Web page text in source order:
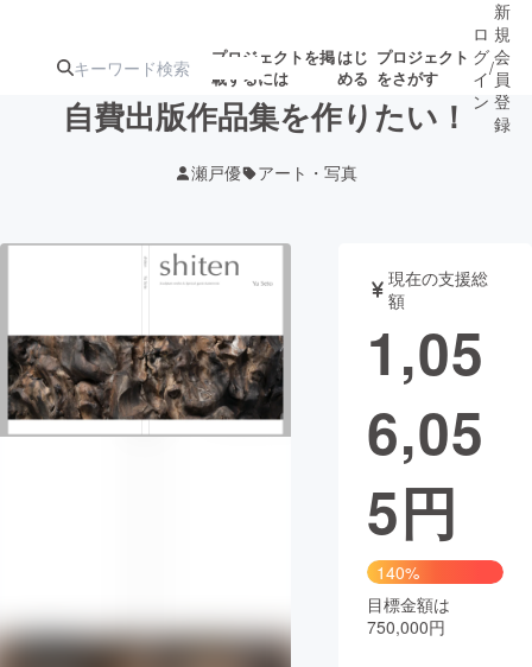
プロジェクトを掲
載するには
はじ
める
プロジェクト
をさがす
テクノロジー・ガジェット ゲーム・サ
書籍・雑誌
チャレンジ
CAMPFIRE for Social Good
ロ
グ
イ
ン
/
新
規
会
員
登
録
自費出版作品集を作りたい！
瀬戸優 アート・写真
現在の支援総
額
1,05
6,05
5円
140%
目標金額は
750,000円